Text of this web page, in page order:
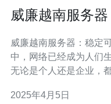
威廉越南服务
威廉越南服务器：稳定可靠的
中，网络已经成为人们
无论是个人还是企业，
择的方案。 威廉越南服务器以其出色的稳定性和可靠性而
2025年4月5日